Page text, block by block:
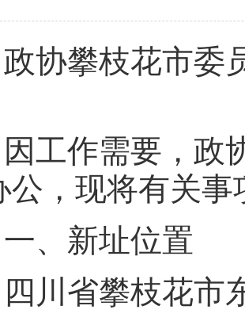
攀枝花市委员
作需要，政协
公，现将有关事
新址位置
省攀枝花市东